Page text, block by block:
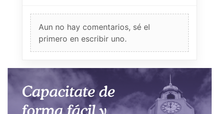
Aun no hay comentarios, sé el
primero en escribir uno.